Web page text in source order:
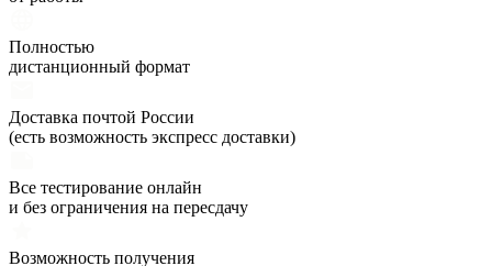
Полностью
дистанционный формат
Доставка почтой России
(есть возможность экспресс доставки)
Все тестирование онлайн
и без ограничения на пересдачу
Возможность получения